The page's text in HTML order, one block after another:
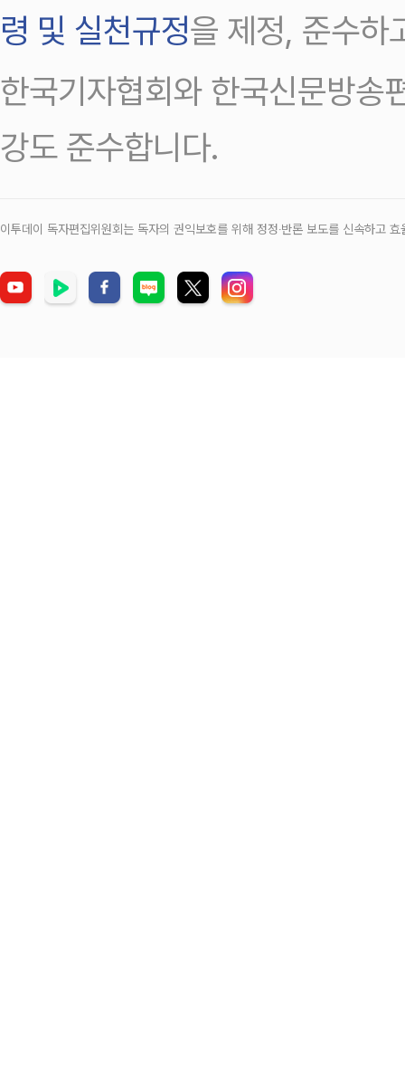
령 및 실천규정을 제정, 준수하
한국기자협회와 한국신문방송
강도 준수합니다.
이투데이 독자편집위원회는 독자의 권익보호를 위해 정정‧반론 보도를 신속하고